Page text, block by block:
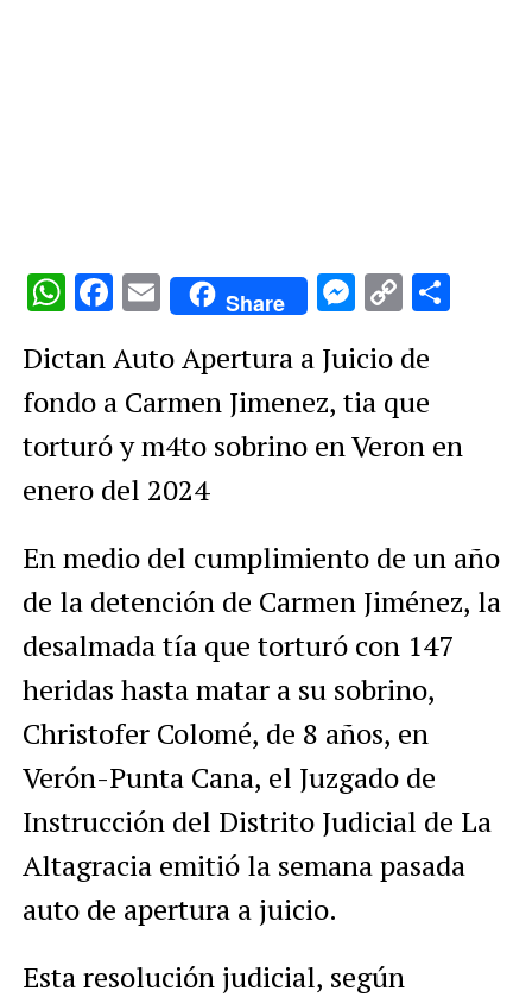
WhatsApp
Facebook
EmailShare
Copy
Dictan Auto Apertura a Juicio de
fondo a Carmen Jimenez, tia que
torturó y m4to sobrino en Veron en
enero del 2024
En medio del cumplimiento de un año
de la detención de Carmen Jiménez, la
desalmada tía que torturó con 147
heridas hasta matar a su sobrino,
Christofer Colomé, de 8 años, en
Verón-Punta Cana, el Juzgado de
Instrucción del Distrito Judicial de La
Altagracia emitió la semana pasada
auto de apertura a juicio.
Esta resolución judicial, según